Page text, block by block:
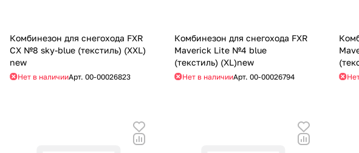
Комбинезон для снегохода FXR
CX №8 sky-blue (текстиль) (XXL)
new
Нет в наличииАрт. 00-00026823
Комбинезон для снегохода FXR
Maverick Lite №4 blue
(текстиль) (XL)new
Нет в наличииАрт.00-00026794